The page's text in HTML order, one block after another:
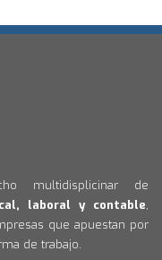
multidisplicinar de
laboral y contable,
que apuestan por
de trabajo.